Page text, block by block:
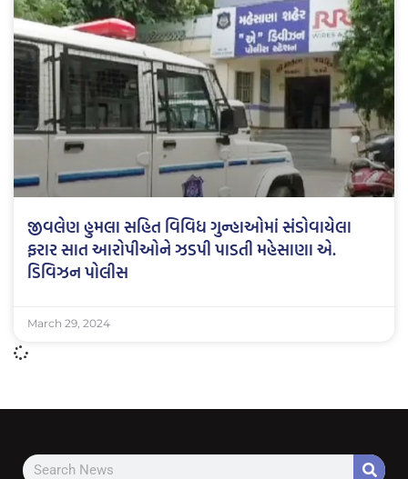
જીવલેણ હુમલા સહિત વિવિધ ગુન્હાઓમાં સંડોવાયેલા
ફરાર સાત આરોપીઓને ઝડપી પાડતી મહેસાણા એ.
ડિવિઝન પોલીસ
March 29, 2024